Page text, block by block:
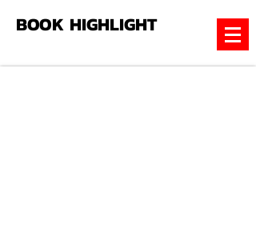
BOOK HIGHLIGHT